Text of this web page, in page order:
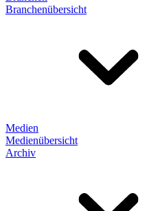
Branchenübersicht
Medien
Medienübersicht
Archiv